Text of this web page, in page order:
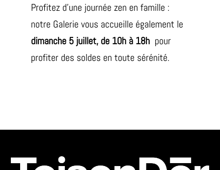
Profitez d’une journée zen en famille :
notre Galerie vous accueille également le
dimanche 5 juillet, de 10h à 18h pour
profiter des soldes en toute sérénité.